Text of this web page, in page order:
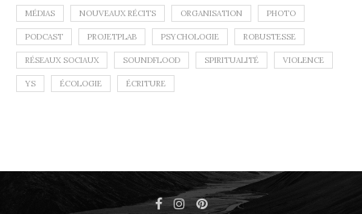
MÉDIAS NOUVEAUX RÉCITS ORGANISATION PHOTO
PODCAST PROJETPLAB PSYCHOLOGIE ROBUSTESSE
RÉSEAUX SOCIAUX SOUNDFLOOD SPIRITUALITÉ VIOLENCE
YS ÉCOLOGIE ÉCRITURE